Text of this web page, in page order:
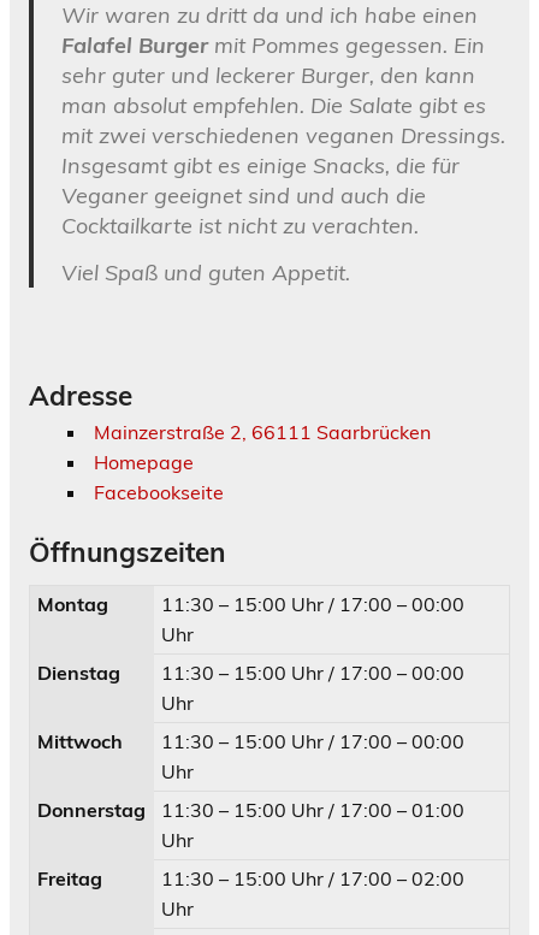
Wir waren zu dritt da und ich habe einen
Falafel Burgermit Pommes gegessen. Ein
sehr guter und leckerer Burger, den kann
man absolut empfehlen. Die Salate gibt es
mit zwei verschiedenen veganen Dressings.
Insgesamt gibt es einige Snacks, die für
Veganer geeignet sind und auch die
Cocktailkarte ist nicht zu verachten.
Viel Spaß und guten Appetit.
Adresse
Mainzerstraße 2, 66111 Saarbrücken
Homepage
Facebookseite
Öffnungszeiten
Montag
11:30 – 15:00 Uhr / 17:00 – 00:00
Uhr
Dienstag
11:30 – 15:00 Uhr / 17:00 – 00:00
Uhr
Mittwoch
11:30 – 15:00 Uhr / 17:00 – 00:00
Uhr
Donnerstag
11:30 – 15:00 Uhr / 17:00 – 01:00
Uhr
Freitag
11:30 – 15:00 Uhr / 17:00 – 02:00
Uhr